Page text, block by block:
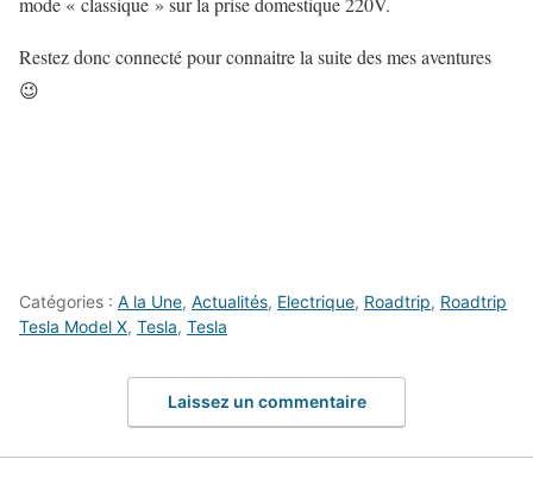
Restez donc connecté pour connaitre la suite des mes aventures
😉
Catégories : A la Une, Actualités, Electrique, Roadtrip, Roadtrip
Tesla Model X, Tesla, Tesla
Laissez un commentaire